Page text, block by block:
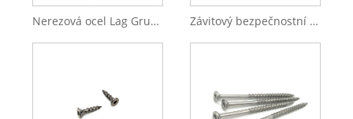
Nerezová ocel Lag Grub Set destičkové hlavy Phillip Drive samořezný šroub Závitový bezpečnostní závěs tyče z nerezové oceli Samořezný šroub